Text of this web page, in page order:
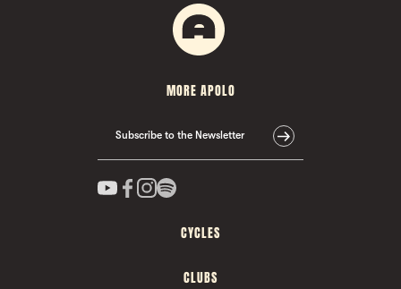
MORE APOLO
Subscribe to the Newsletter
CYCLES
CLUBS